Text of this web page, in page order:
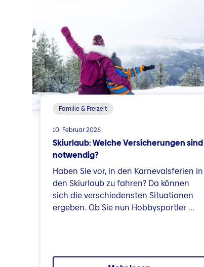
Familie & Freizeit
10. Februar 2026
Skiurlaub: Welche Versicherungen sind
notwendig?
Haben Sie vor, in den Karnevalsferien in
den Skiurlaub zu fahren? Da können
sich die verschiedensten Situationen
ergeben. Ob Sie nun Hobbysportler ...